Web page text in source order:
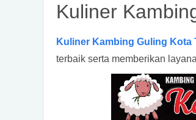
Kuliner
Kuliner Kambing Guling Kota
terbaik serta memberikan